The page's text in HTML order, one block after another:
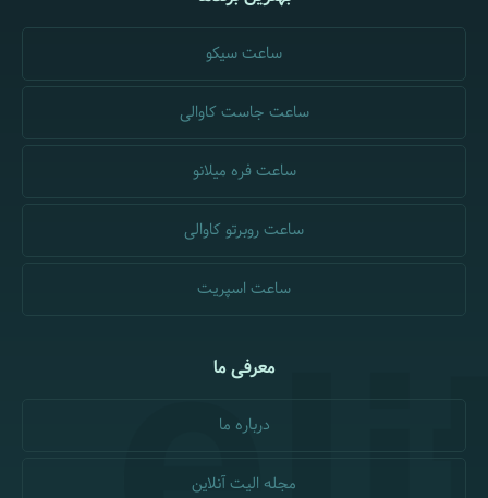
ساعت سیکو
ساعت جاست کاوالی
ساعت فره میلانو
ساعت روبرتو کاوالی
ساعت اسپریت
معرفی ما
درباره ما
مجله الیت آنلاین